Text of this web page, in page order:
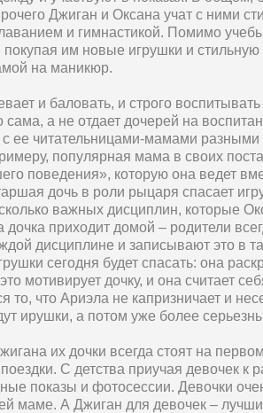
Джиган и Оксана учат с ними
и гимнастикой. Помимо
покупая им новые игрушки и
на маникюр.
и баловать, и строго
сама, а не отдает дочерей на
с ее читательницами-мамами
популярная мама в своих
поведения», которую она ведет
дочь в роли рыцаря спасает
важных дисциплин, которые
дочка приходит домой – родители
дисциплине и записывают это в
сегодня будет спасать: она
мотивирует дочку, и она считает
то, что Ариэла не капризничает и
ирушки, а потом уже более
их дочки всегда стоят на
С детства приучая девочек к
показы и фотосессии. Девочки
маме. А Джиган для девочек –